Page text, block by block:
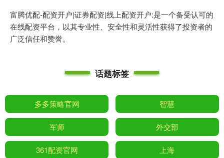
富腾优配-配资开户|证券配资|线上配资开户:是一个备受认可的
在线配资平台，以其专业性、安全性和灵活性获得了投资者的
广泛信任和赞誉。
话题标签
多多策略官网 智慧
军师 外交部
361配资官网 上海